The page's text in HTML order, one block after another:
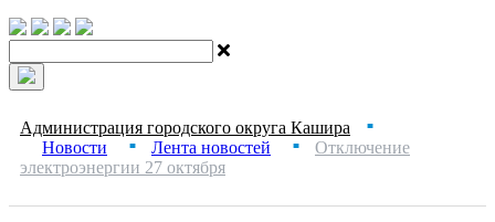
Администрация городского округа Кашира ■
Новости ■ Лента новостей ■
Отключение
электроэнергии 27 октября